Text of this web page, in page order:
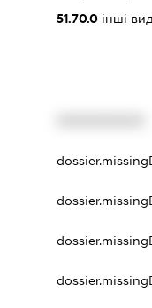
51.70.0 інші